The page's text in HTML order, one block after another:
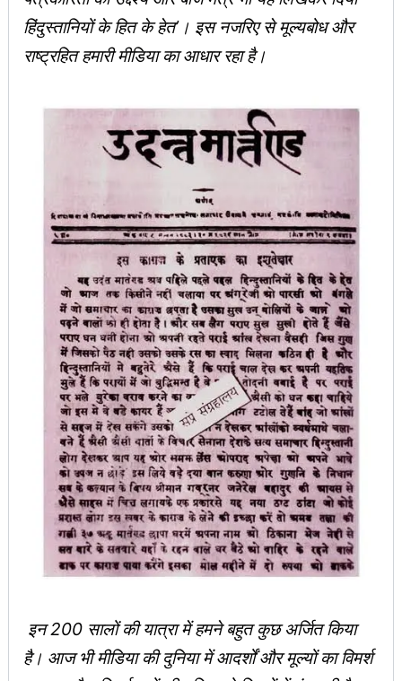
हिंदुस्तानियों के हित के हेत’। इस नजरिए से मूल्यबोध और
राष्ट्रहित हमारी मीडिया का आधार रहा है।
इन 200 सालों की यात्रा में हमने बहुत कुछ अर्जित किया
है। आज भी मीडिया की दुनिया में आदर्शों और मूल्यों का विमर्श